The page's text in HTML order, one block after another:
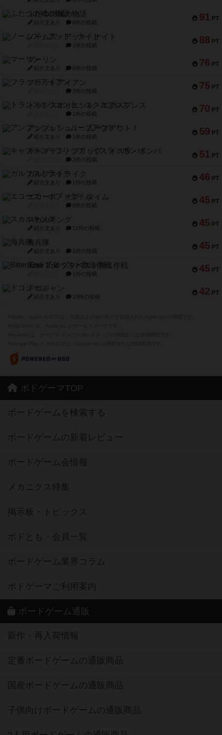
91 PT
ふたつの城の物語
紹介文あり 6件の投稿
88 PT
ノームズ・アット・ナイト
1件の投稿
76 PT
マーリン
紹介文あり 6件の投稿
75 PT
フラットアイアン
2件の投稿
70 PT
トランスオリエント・エクスプレス
1件の投稿
59 PT
アンブッシュ！：ムーブアウト！
紹介文あり 1件の投稿
51 PT
キャプテン・フリップ：イスラ・ボンバ
2件の投稿
46 PT
ガルフストライク
紹介文あり 1件の投稿
45 PT
エコーズ・オブ・タイム
8件の投稿
45 PT
スカルキング
紹介文あり 12件の投稿
45 PT
海兵隊
紹介文あり 1件の投稿
45 PT
Bitter End ブタペスト救出作戦
1件の投稿
42 PT
ドコジャン
紹介文あり 10件の投稿
ボドゲーマTOP
ボードゲームを検索する
ボードゲームの新着レビュー
ボードゲーム会情報
メカニクス特集
掲示板・トピックス
ボドとも・会員一覧
ボードゲーム業界コラム
ボドゲーマご利用案内
ボードゲーム通販
新作・再入荷情報
定番ボードゲームの通販商品
国産ボードゲームの通販商品
子供向けボードゲームの通販商品